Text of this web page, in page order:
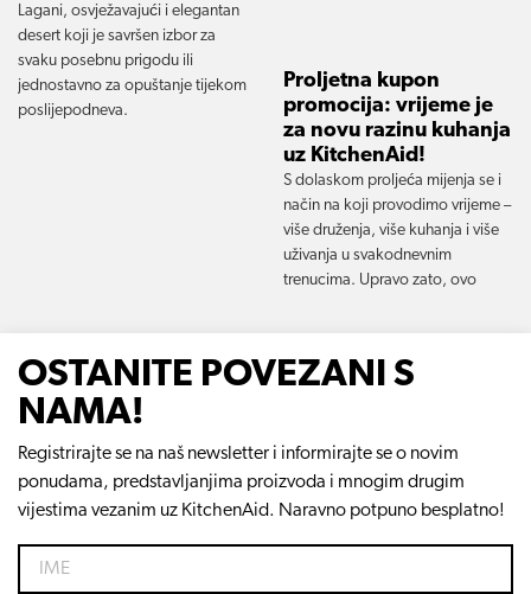
Lagani, osvježavajući i elegantan
desert koji je savršen izbor za
svaku posebnu prigodu ili
jednostavno za opuštanje tijekom
poslijepodneva.
Proljetna kupon
promocija: vrijeme je
za novu razinu kuhanja
uz KitchenAid!
S dolaskom proljeća mijenja se i
način na koji provodimo vrijeme –
više druženja, više kuhanja i više
uživanja u svakodnevnim
trenucima. Upravo zato, ovo
OSTANITE POVEZANI S
NAMA!
Registrirajte se na naš newsletter i informirajte se o novim
ponudama, predstavljanjima proizvoda i mnogim drugim
vijestima vezanim uz KitchenAid. Naravno potpuno besplatno!